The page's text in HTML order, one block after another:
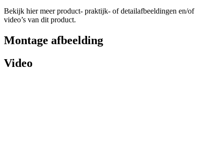
Bekijk hier meer product- praktijk- of detailafbeeldingen en/of
video’s van dit product.
Montage afbeelding
Video